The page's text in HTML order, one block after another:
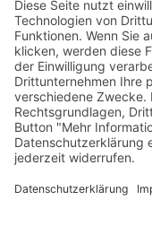
Unternehmen
Service
Media
© 2026 -
AGB